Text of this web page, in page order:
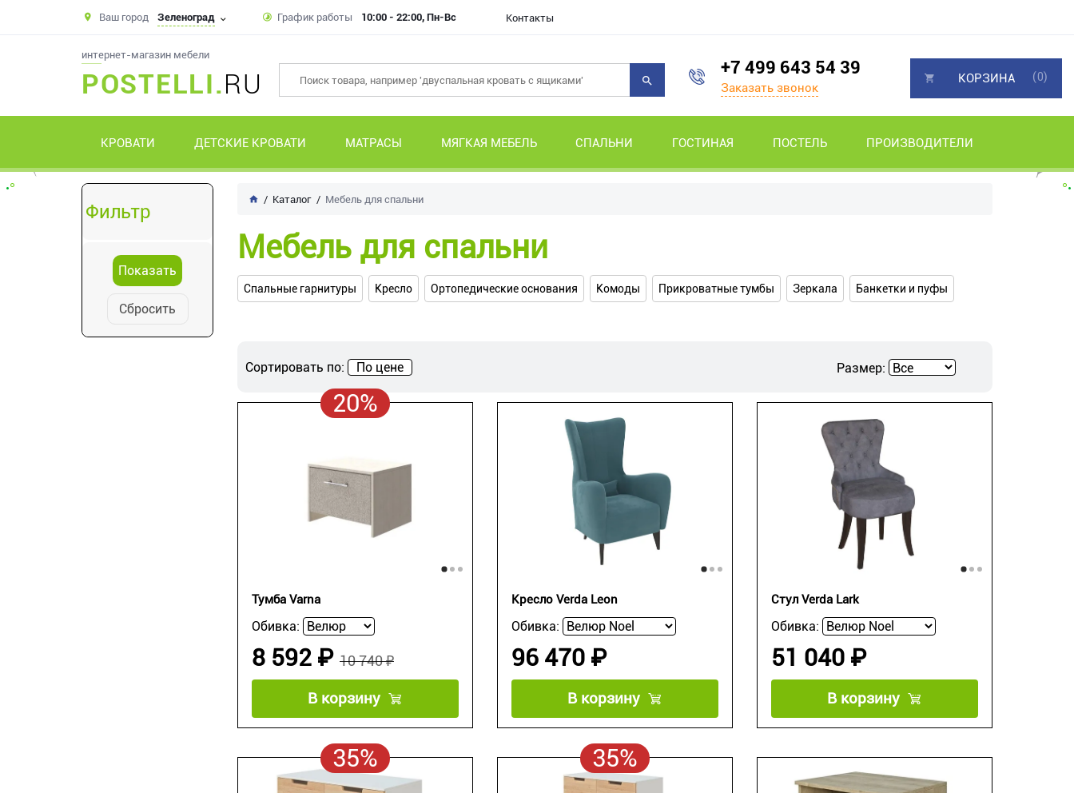
Ваш город Зеленоград График работы 10:00 - 22:00, Пн-Вс Контакты
интернет-магазин мебели
POSTELLI.RU
+7 499 643 54 39
Заказать звонок
КРОВАТИ ДЕТСКИЕ КРОВАТИ МАТРАСЫ МЯГКАЯ МЕБЕЛЬ СПАЛЬНИ ГОСТИНАЯ ПОСТЕЛЬ ПРОИЗВОДИТЕЛИ
КОРЗИНА (0)
Фильтр
Сбросить
Каталог Мебель для спальни
Мебель для спальни
Спальные гарнитуры Кресло Ортопедические основания Комоды Прикроватные тумбы Зеркала Банкетки и пуфы
Сортировать по: По цене Размер:
20%
Тумба Varna
Обивка:
10 740 ₽
8 592 ₽
В корзину
Кресло Verda Leon
Обивка:
96 470 ₽
В корзину
Стул Verda Lark
Обивка:
51 040 ₽
В корзину
35% 35%